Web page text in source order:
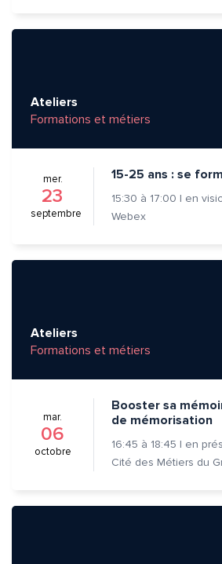
Ateliers
Formations et métiers
mer.
23
septembre
15-25 ans : se
15:30 à 17:00 | en
Webex
Ateliers
Formations et métiers
mar.
06
octobre
Booster sa
de mémorisation
16:45 à 18:45 | en
Message*
Commentaire*